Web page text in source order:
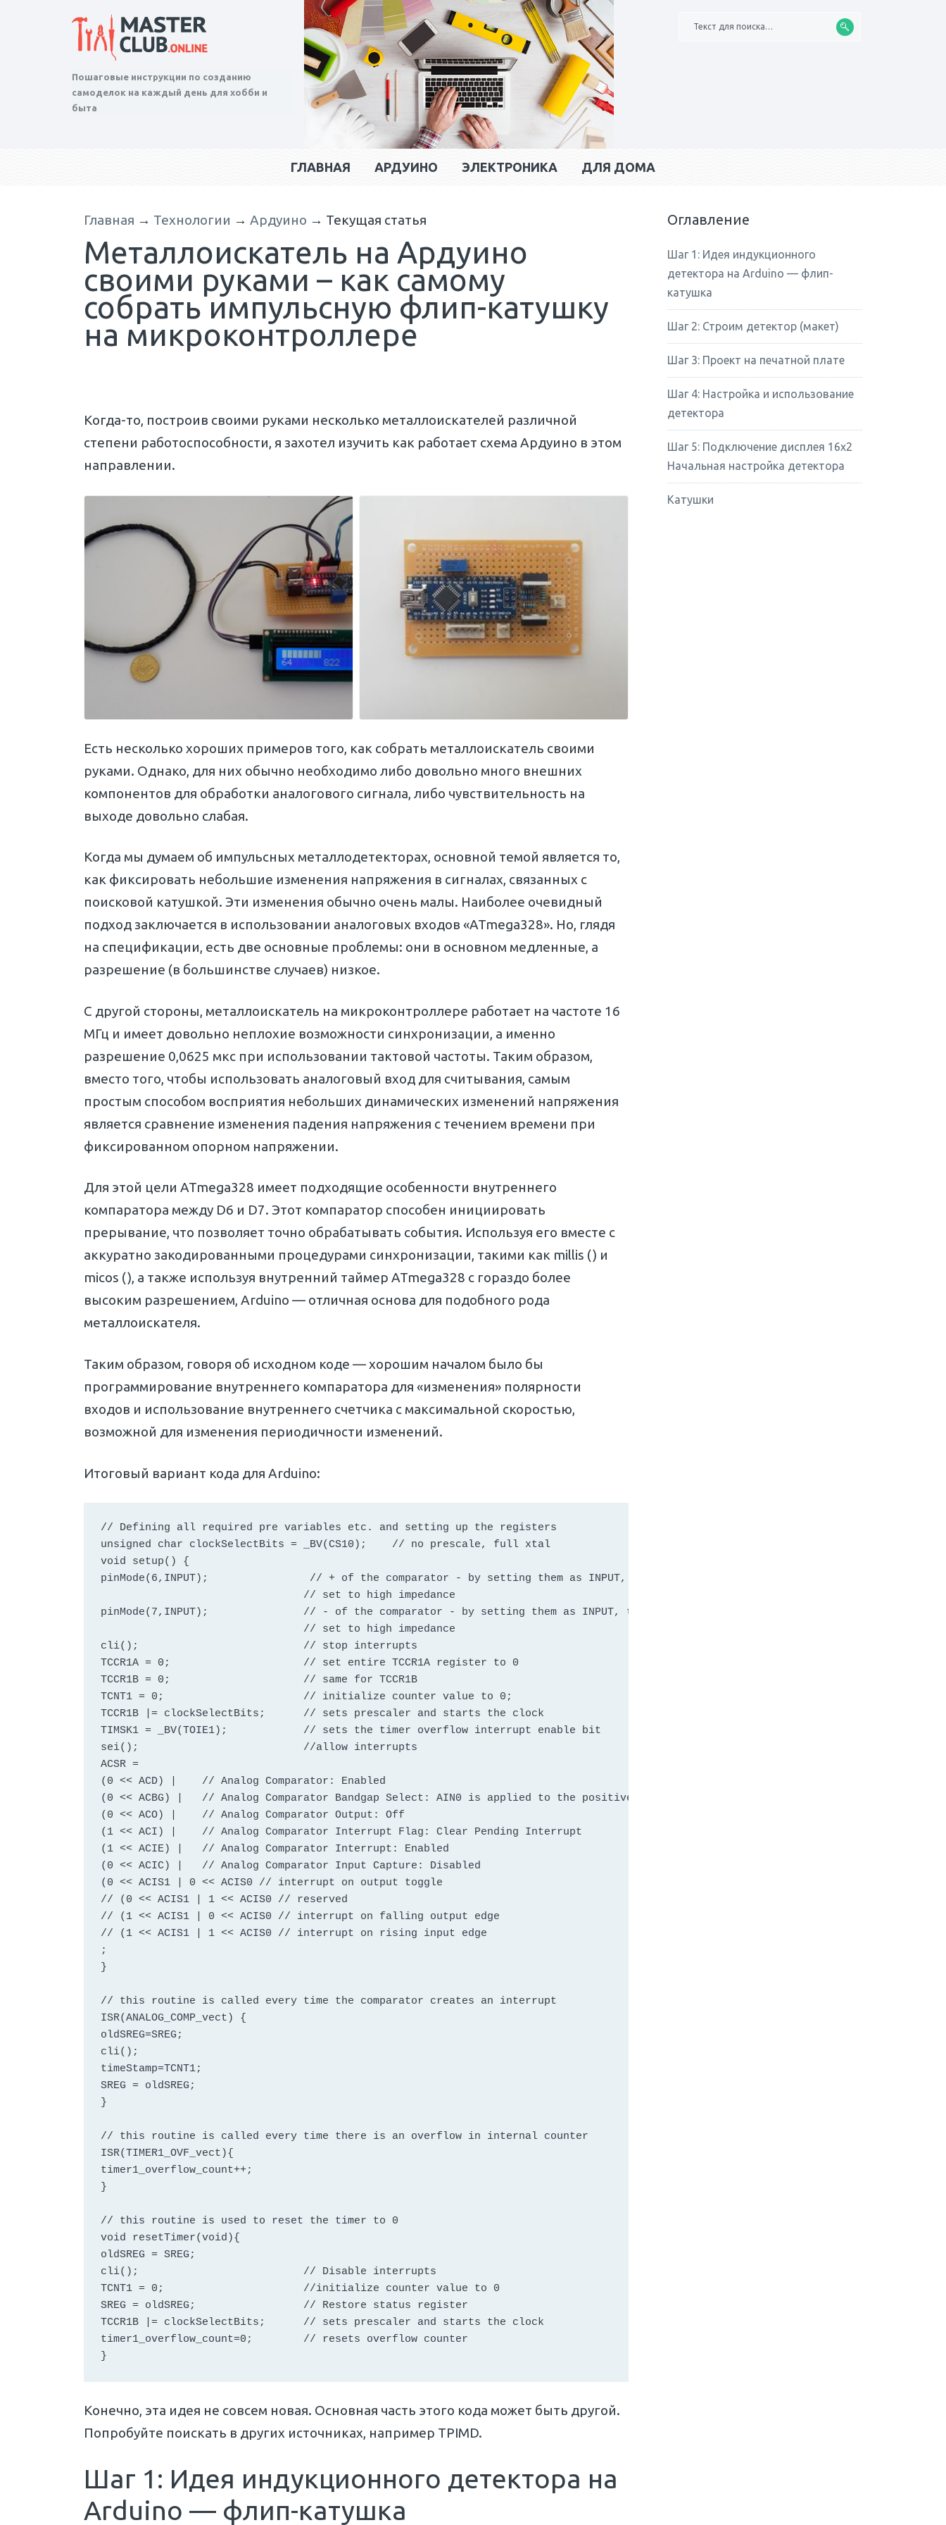
Пошаговые инструкции по созданию
самоделок на каждый день для хобби и
быта
Текст для поиска…
ГЛАВНАЯ АРДУИНО ЭЛЕКТРОНИКА ДЛЯ ДОМА
Главная → Технологии →Ардуино → Текущая статья
Металлоискатель на Ардуино
своими руками – как самому
собрать импульсную флип-катушку
на микроконтроллере
Когда-то, построив своими руками несколько металлоискателей различной
степени работоспособности, я захотел изучить как работает схема Ардуино в этом
направлении.
Есть несколько хороших примеров того, как собрать металлоискатель своими
руками. Однако, для них обычно необходимо либо довольно много внешних
компонентов для обработки аналогового сигнала, либо чувствительность на
выходе довольно слабая.
Когда мы думаем об импульсных металлодетекторах, основной темой является то,
как фиксировать небольшие изменения напряжения в сигналах, связанных с
поисковой катушкой. Эти изменения обычно очень малы. Наиболее очевидный
подход заключается в использовании аналоговых входов «ATmega328». Но, глядя
на спецификации, есть две основные проблемы: они в основном медленные, а
разрешение (в большинстве случаев) низкое.
С другой стороны, металлоискатель на микроконтроллере работает на частоте 16
МГц и имеет довольно неплохие возможности синхронизации, а именно
разрешение 0,0625 мкс при использовании тактовой частоты. Таким образом,
вместо того, чтобы использовать аналоговый вход для считывания, самым
простым способом восприятия небольших динамических изменений напряжения
является сравнение изменения падения напряжения с течением времени при
фиксированном опорном напряжении.
Для этой цели ATmega328 имеет подходящие особенности внутреннего
компаратора между D6 и D7. Этот компаратор способен инициировать
прерывание, что позволяет точно обрабатывать события. Используя его вместе с
аккуратно закодированными процедурами синхронизации, такими как millis () и
micos (), а также используя внутренний таймер ATmega328 с гораздо более
высоким разрешением, Arduino — отличная основа для подобного рода
металлоискателя.
Таким образом, говоря об исходном коде — хорошим началом было бы
программирование внутреннего компаратора для «изменения» полярности
входов и использование внутреннего счетчика с максимальной скоростью,
возможной для изменения периодичности изменений.
Итоговый вариант кода для Arduino:
// Defining all required pre variables etc. and setting up the registers
unsigned char clockSelectBits = _BV(CS10);    // no prescale, full xtal
void setup() {
pinMode(6,INPUT);  	         // + of the comparator - by setting them as INPUT, they are
pinMode(7,INPUT);  		// - of the comparator - by setting them as INPUT, they are
cli();				// stop interrupts
TCCR1A = 0;                     // set entire TCCR1A register to 0
TCCR1B = 0;                   	// same for TCCR1B
TCNT1 = 0;                    	// initialize counter value to 0;
TCCR1B |= clockSelectBits;    	// sets prescaler and starts the clock
TIMSK1 = _BV(TOIE1);          	// sets the timer overflow interrupt enable bit
sei();				//allow interrupts
ACSR =
(0 << ACD) |    // Analog Comparator: Enabled
(0 << ACBG) |   // Analog Comparator Bandgap Select: AIN0 is applied to the positive input
(0 << ACO) |    // Analog Comparator Output: Off
(1 << ACI) |    // Analog Comparator Interrupt Flag: Clear Pending Interrupt
(1 << ACIE) |   // Analog Comparator Interrupt: Enabled
(0 << ACIC) |   // Analog Comparator Input Capture: Disabled
(0 << ACIS1 | 0 << ACIS0 // interrupt on output toggle
// (0 << ACIS1 | 1 << ACIS0 // reserved
// (1 << ACIS1 | 0 << ACIS0 // interrupt on falling output edge
// (1 << ACIS1 | 1 << ACIS0 // interrupt on rising input edge
;
}
// this routine is called every time the comparator creates an interrupt
ISR(ANALOG_COMP_vect) {
oldSREG=SREG;
cli();
timeStamp=TCNT1;
SREG = oldSREG;
}
// this routine is called every time there is an overflow in internal counter
ISR(TIMER1_OVF_vect){
timer1_overflow_count++;
}
// this routine is used to reset the timer to 0
void resetTimer(void){
oldSREG = SREG;
cli();                          // Disable interrupts
TCNT1 = 0;                      //initialize counter value to 0
SREG = oldSREG;                 // Restore status register
TCCR1B |= clockSelectBits;      // sets prescaler and starts the clock
timer1_overflow_count=0; 	// resets overflow counter
Конечно, эта идея не совсем новая. Основная часть этого кода может быть другой.
Попробуйте поискать в других источниках, например TPIMD.
Шаг 1: Идея индукционного детектора на
Arduino — флип-катушка
Оглавление
Шаг 1: Идея индукционного
детектора на Arduino — флип-
катушка
Шаг 2: Строим детектор (макет)
Шаг 3: Проект на печатной плате
Шаг 4: Настройка и использование
детектора
Шаг 5: Подключение дисплея 16х2
Начальная настройка детектора
Катушки